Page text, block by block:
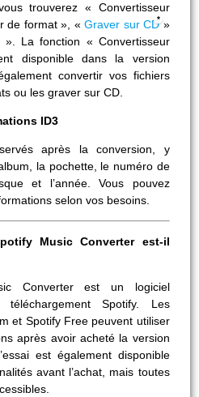
trouverez « Convertisseur
de format », «Graver sur CD»
La fonction « Convertisseur
disponible dans la version
convertir vos fichiers
ou les graver sur CD.
ID3
après la conversion, y
la pochette, le numéro de
et l’année. Vous pouvez
selon vos besoins.
Music Converter est-il
Converter est un logiciel
Spotify. Les
et Spotify Free peuvent utiliser
après avoir acheté la version
est également disponible
avant l’achat, mais toutes